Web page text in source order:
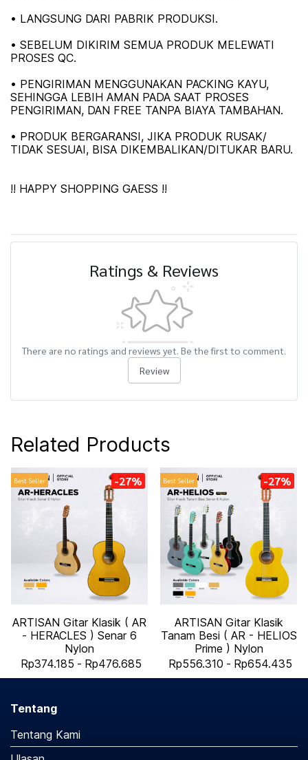
• LANGSUNG DARI PABRIK PRODUKSI.
• SEBELUM DIKIRIM SEMUA PRODUK MELEWATI
PROSES QC.
• PENGIRIMAN MENGGUNAKAN PACKING KAYU,
SEHINGGA LEBIH AMAN PADA SAAT PROSES
PENGIRIMAN, DAN FREE TANPA BIAYA TAMBAHAN.
• PRODUK BERGARANSI, JIKA PRODUK RUSAK/
TIDAK SESUAI, BISA DIKEMBALIKAN/DITUKAR BARU.
!! HAPPY SHOPPING GAESS !!
Ratings & Reviews
There are no ratings and reviews yet. Be the first to comment.
Review
Related Products
Best Seller -27%
ARTISAN Gitar Klasik ( AR
- HERACLES ) Senar 6
Nylon
Rp374.185 - Rp476.685
Best Seller -27%
ARTISAN Gitar Klasik
Tanam Besi ( AR - HELIOS
Prime ) Nylon
Rp556.310 - Rp654.435
Tentang
Tentang Kami